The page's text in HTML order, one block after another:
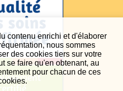
contenu enrichi et d'élaborer
nous sommes
des cookies tiers sur votre
se faire qu'en obtenant, au
pour chacun de ces